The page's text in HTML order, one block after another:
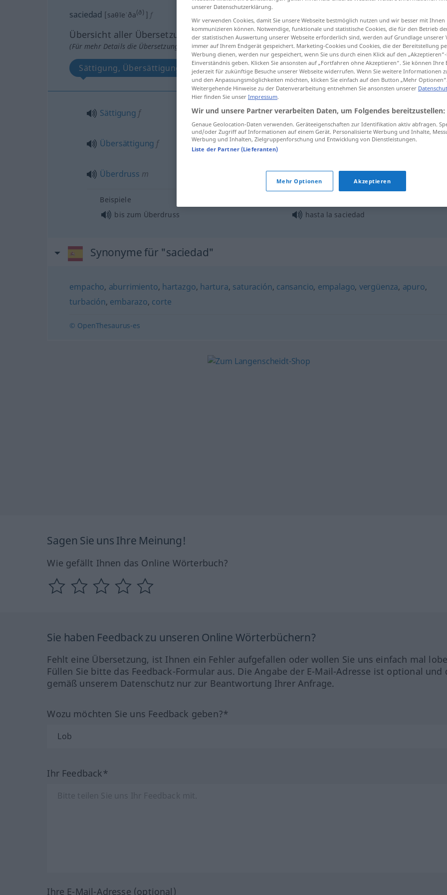
saciedad [saθĭeˈða(ð) ] f
Übersicht aller Übersetzungen
(Für mehr Details die Übersetzung anklicken/antippen)
Sättigung, Übersättigung, Überdruss
Sättigung f saciedad
Übersättigung f saciedad(≈ hartazgo)
Überdruss m saciedad FIG
Beispiele
bis zum Überdruss
hasta la saciedad
Synonyme für "saciedad"
empacho, aburrimiento, hartazgo, hartura, saturación, cansancio, empalago, vergüenza, apuro,
turbación, embarazo, corte
© OpenThesaurus-es
Sagen Sie uns Ihre Meinung!
Wie gefällt Ihnen das Online Wörterbuch?
Sie haben Feedback zu unseren Online Wörterbüchern?
Fehlt eine Übersetzung, ist Ihnen ein Fehler aufgefallen oder wollen Sie uns einfach mal
Füllen Sie bitte das Feedback-Formular aus. Die Angabe der E-Mail-Adresse ist optional und
gemäß unserem Datenschutz nur zur Beantwortung Ihrer Anfrage.
Wozu möchten Sie uns Feedback geben?*
Ihr Feedback*
Ihre E-Mail-Adresse (optional)
unserer Datenschutzerklärung.
Wir verwenden Cookies, damit Sie unsere Webseite bestmöglich nutzen und wir besser mit Ihnen
kommunizieren können. Notwendige, funktionale und statistische Cookies, die für den Betrieb
der statistischen Auswertung unserer Webseite erforderlich sind, werden auf Grundlage unserer
immer auf Ihrem Endgerät gespeichert. Marketing-Cookies und Cookies, die der Bereitstellung
Werbung dienen, werden nur gespeichert, wenn Sie uns durch einen Klick auf den
Einverständnis geben. Klicken Sie ansonsten auf „Fortfahren ohne Akzeptieren“. Sie können Ihre
jederzeit für zukünftige Besuche unserer Webseite widerrufen. Wenn Sie weitere Informationen
und den Anpassungsmöglichkeiten möchten, klicken Sie einfach auf den Button „Mehr Optionen“.
Weitergehende Hinweise zu der Datenverarbeitung entnehmen Sie ansonsten unserer
Hier finden Sie unser Impressum.
Wir und unsere Partner verarbeiten Daten, um Folgendes bereitzustellen:
Genaue Geolocation-Daten verwenden. Geräteeigenschaften zur Identifikation aktiv abfragen.
und/oder Zugriff auf Informationen auf einem Gerät. Personalisierte Werbung und Inhalte,
Werbung und Inhalten, Zielgruppenforschung und Entwicklung von Dienstleistungen.
Liste der Partner (Lieferanten)
Mehr Optionen Akzeptieren